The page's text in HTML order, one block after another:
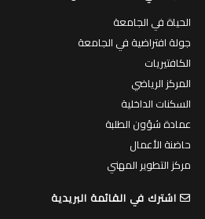
الحياة في الجامعة
جولة افتراضية في الجامعة
الكافتيريات
المركز الرياضي
السكنات الداخلية
عمادة شؤون الطلبة
حاضنة الأعمال
مركز التطوير المهني
اشترك في القائمة البريدية